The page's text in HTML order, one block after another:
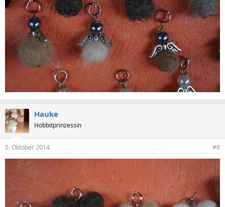
Hauke
Hobbitprinzessin
5. Oktober 2014 #8